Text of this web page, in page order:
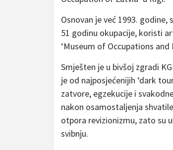
Osnovan je već 1993.
51 godinu okupacije, koristi
‘Museum of Occupations and
Smješten je u bivšoj zgradi
je od najposjećenijih ‘dark
zatvore, egzekucije i
nakon osamostaljenja
otpora revizionizmu, zato su
svibnju.